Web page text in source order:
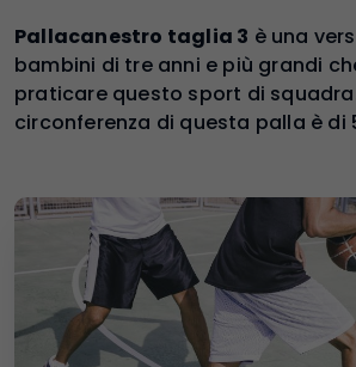
Pallacanestro taglia 3 è una
bambini di tre anni e più grandi
praticare questo sport di
circonferenza di questa palla è di